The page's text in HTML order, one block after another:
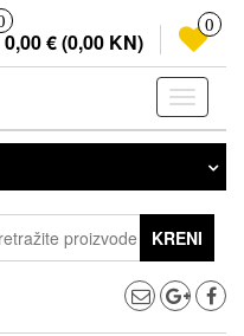
0,00 € (0,00 KN)
0
KRENI